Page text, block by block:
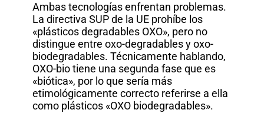
Ambas tecnologías enfrentan problemas.
La directiva SUP de la UE prohíbe los
«plásticos degradables OXO», pero no
distingue entre oxo-degradables y oxo-
biodegradables. Técnicamente hablando,
OXO-bio tiene una segunda fase que es
«biótica», por lo que sería más
etimológicamente correcto referirse a ella
como plásticos «OXO biodegradables».